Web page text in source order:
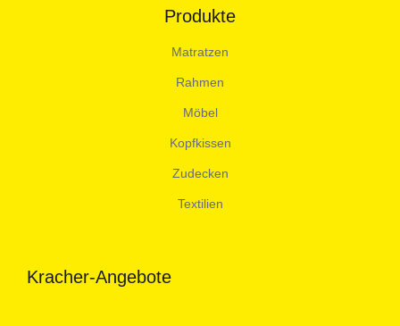
Produkte
Matratzen
Rahmen
Möbel
Kopfkissen
Zudecken
Textilien
Kracher-Angebote